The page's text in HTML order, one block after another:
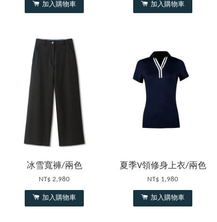
加入購物車 加入購物車
冰雪寬褲/兩色
NT$ 2,980
加入購物車
夏季V領修身上衣/兩色
NT$ 1,980
加入購物車